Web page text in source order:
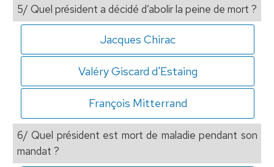
5/ Quel président a décidé d’abolir la peine de mort ?
Jacques Chirac
Valéry Giscard d'Estaing
François Mitterrand
6/ Quel président est mort de maladie pendant son
mandat ?